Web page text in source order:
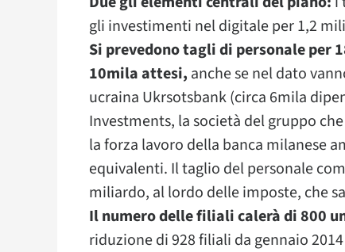
gli investimenti nel digitale per 1,2
Si prevedono tagli di personale per
10mila attesi, anche se nel dato
ucraina Ukrsotsbank (circa 6mila
Investments, la società del gruppo
la forza lavoro della banca milanese
equivalenti. Il taglio del personale
miliardo, al lordo delle imposte, che
Il numero delle filiali calerà di 800
riduzione di 928 filiali da gennaio